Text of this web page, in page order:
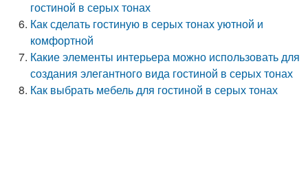
гостиной в серых тонах
Как сделать гостиную в серых тонах уютной и
комфортной
Какие элементы интерьера можно использовать для
создания элегантного вида гостиной в серых тонах
Как выбрать мебель для гостиной в серых тонах